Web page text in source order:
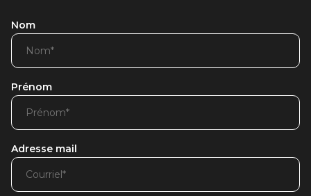
Nom
Prénom
Adresse mail